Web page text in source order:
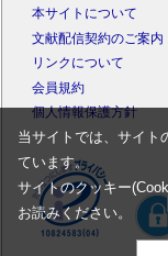
本サイトについて
文献配信契約のご案内
リンクについて
会員規約
個人情報保護方針
当サイトでは、サイト
ています。
サイトのクッキー
お読みください。